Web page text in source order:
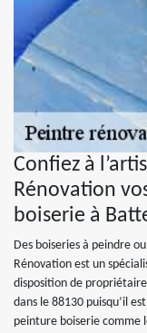
Confiez à
Rénovation
boiserie à
Des boiseries à peindre
Rénovation est un
disposition de
dans le 88130 puisqu’il
peinture boiserie comme